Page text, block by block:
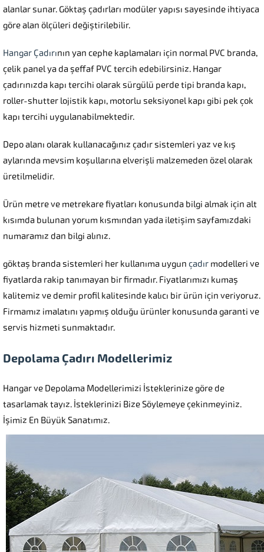
alanlar sunar. Göktaş çadırları modüler yapısı sayesinde ihtiyaca
göre alan ölçüleri değiştirilebilir.
Hangar Çadırının yan cephe kaplamaları için normal PVC branda,
çelik panel ya da şeffaf PVC tercih edebilirsiniz. Hangar
çadırınızda kapı tercihi olarak sürgülü perde tipi branda kapı,
roller-shutter lojistik kapı, motorlu seksiyonel kapı gibi pek çok
kapı tercihi uygulanabilmektedir.
Depo alanı olarak kullanacağınız çadır sistemleri yaz ve kış
aylarında mevsim koşullarına elverişli malzemeden özel olarak
üretilmelidir.
Ürün metre ve metrekare fiyatları konusunda bilgi almak için alt
kısımda bulunan yorum kısmından yada iletişim sayfamızdaki
numaramız dan bilgi alınız.
göktaş branda sistemleri her kullanıma uygun çadır modelleri ve
fiyatlarda rakip tanımayan bir firmadır. Fiyatlarımızı kumaş
kalitemiz ve demir profil kalitesinde kalıcı bir ürün için veriyoruz.
Firmamız imalatını yapmış olduğu ürünler konusunda garanti ve
servis hizmeti sunmaktadır.
Depolama Çadırı Modellerimiz
Hangar ve Depolama Modellerimizi İsteklerinize göre de
tasarlamak tayız. İsteklerinizi Bize Söylemeye çekinmeyiniz.
İşimiz En Büyük Sanatımız.